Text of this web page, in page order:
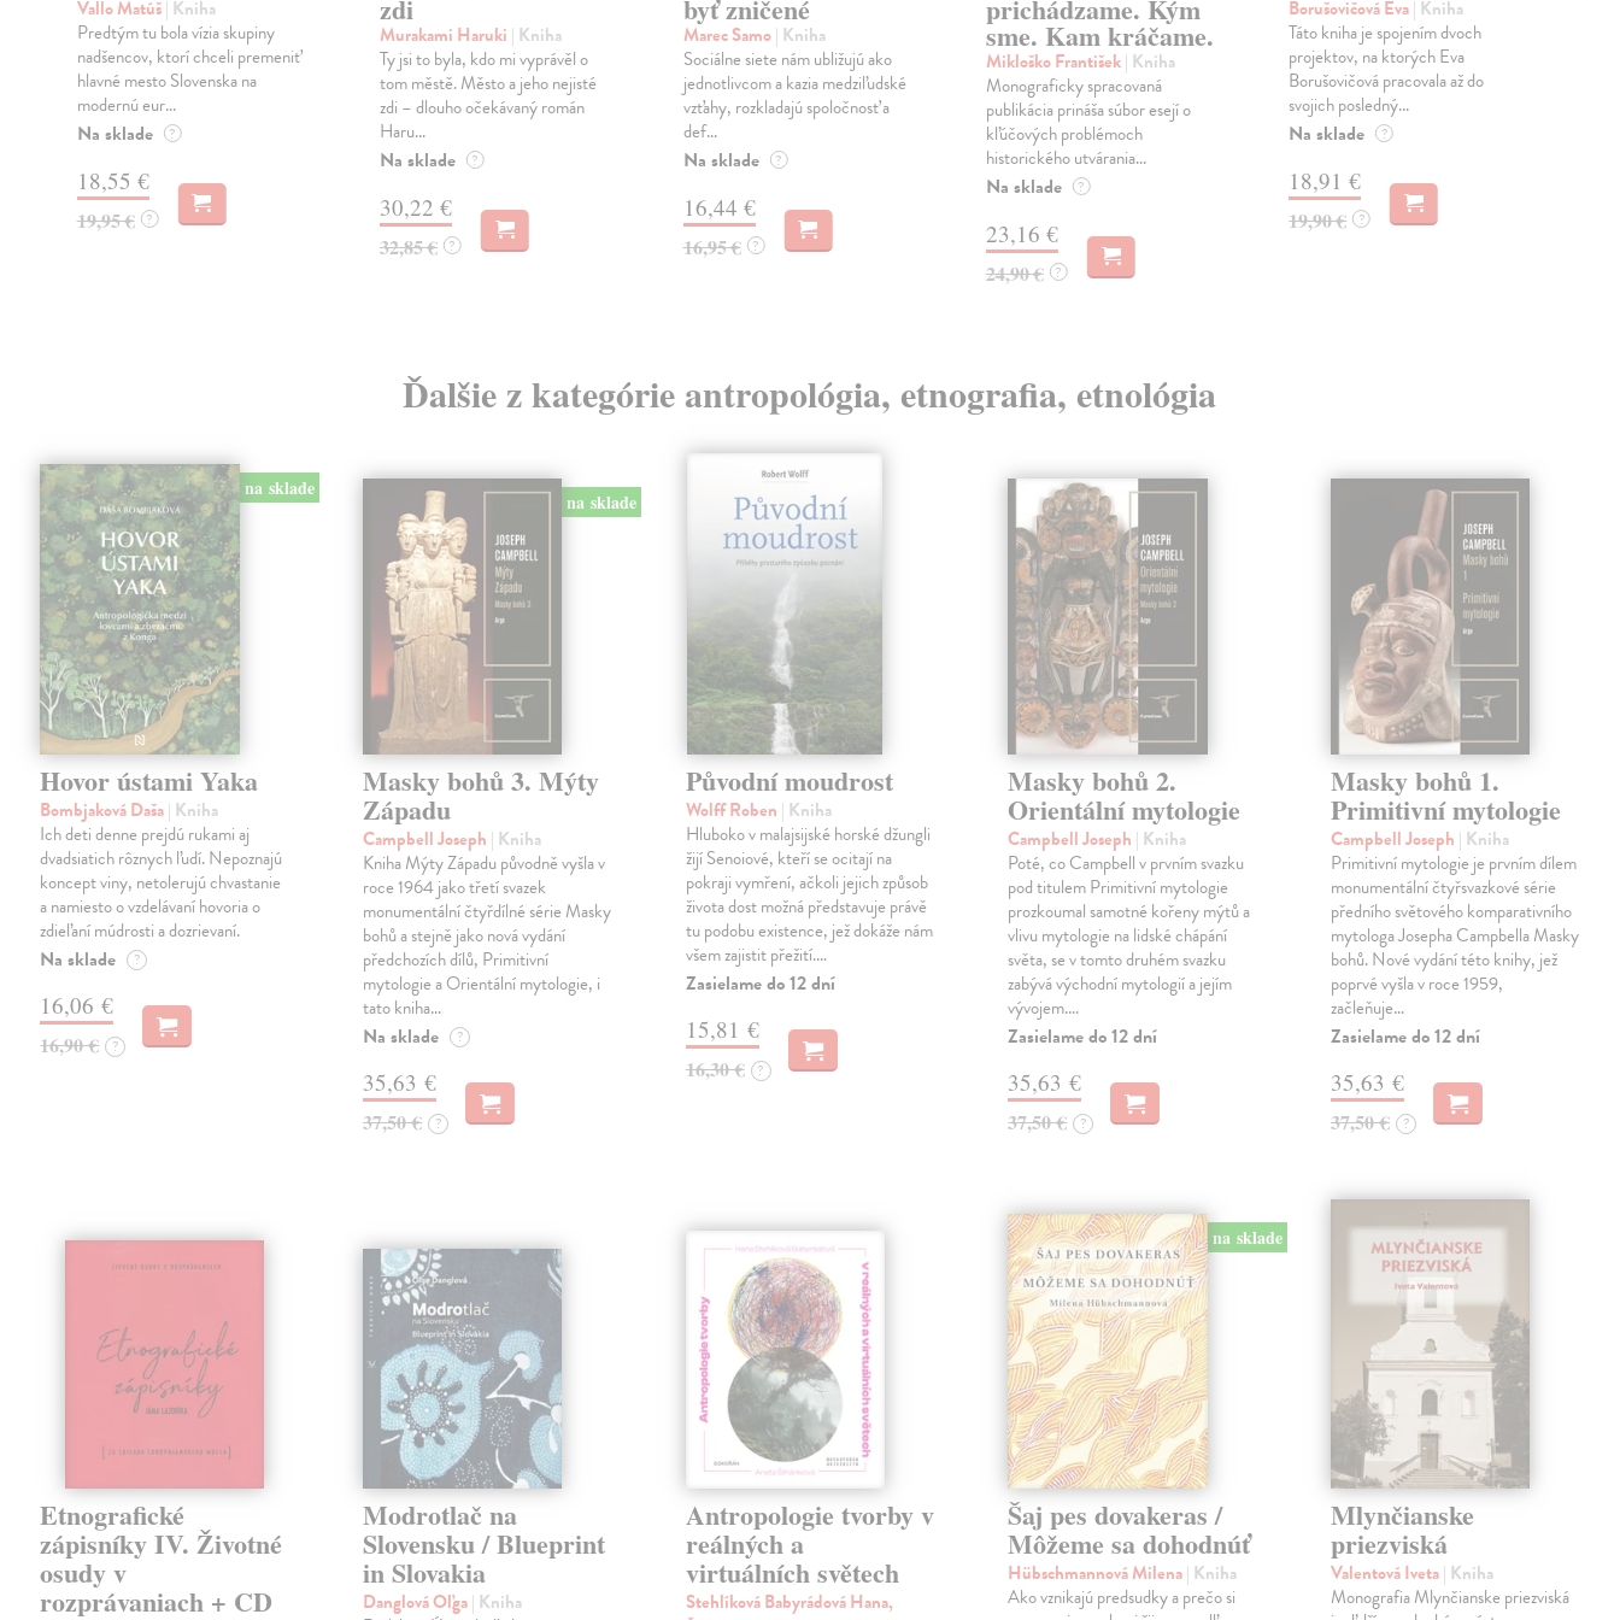
Vallo Matúš| Kniha
Predtým tu bola vízia skupiny
nadšencov, ktorí chceli premeniť
hlavné mesto Slovenska na
modernú eur...
Na sklade ?
18,55 €
19,95 € ?
zdi
Murakami Haruki | Kniha
Ty jsi to byla, kdo mi vyprávěl o
tom městě. Město a jeho nejisté
zdi – dlouho očekávaný román
Haru...
Na sklade ?
30,22 €
32,85 € ?
byť zničené
Marec Samo| Kniha
Sociálne siete nám ubližujú ako
jednotlivcom a kazia medziľudské
vzťahy, rozkladajú spoločnosť a
def...
Na sklade ?
16,44 €
16,95 € ?
prichádzame. Kým
sme. Kam kráčame.
Mikloško František| Kniha
Monograficky spracovaná
publikácia prináša súbor esejí o
kľúčových problémoch
historického utvárania...
Na sklade ?
23,16 €
24,90 € ?
Borušovičová Eva| Kniha
Táto kniha je spojením dvoch
projektov, na ktorých Eva
Borušovičová pracovala až do
svojich posledný...
Na sklade ?
18,91 €
19,90 € ?
Ďalšie z kategórie antropológia, etnografia, etnológia
na sklade
Hovor ústami Yaka
Bombjaková Daša| Kniha
Ich deti denne prejdú rukami aj
dvadsiatich rôznych ľudí. Nepoznajú
koncept viny, netolerujú chvastanie
a namiesto o vzdelávaní hovoria o
zdieľaní múdrosti a dozrievaní.
Na sklade ?
16,06 €
16,90 € ?
na sklade
Masky bohů 3. Mýty
Západu
Campbell Joseph | Kniha
Kniha Mýty Západu původně vyšla v
roce 1964 jako třetí svazek
monumentální čtyřdílné série Masky
bohů a stejně jako nová vydání
předchozích dílů, Primitivní
mytologie a Orientální mytologie, i
tato kniha…
Na sklade ?
35,63 €
37,50 € ?
Původní moudrost
Wolff Roben | Kniha
Hluboko v malajsijské horské džungli
žijí Senoiové, kteří se ocitají na
pokraji vymření, ačkoli jejich způsob
života dost možná představuje právě
tu podobu existence, jež dokáže nám
všem zajistit přežití.…
Zasielame do 12 dní
15,81 €
16,30 € ?
Masky bohů 2.
Orientální mytologie
Campbell Joseph | Kniha
Poté, co Campbell v prvním svazku
pod titulem Primitivní mytologie
prozkoumal samotné kořeny mýtů a
vlivu mytologie na lidské chápání
světa, se v tomto druhém svazku
zabývá východní mytologií a jejím
vývojem.…
Zasielame do 12 dní
35,63 €
37,50 € ?
Masky bohů 1.
Primitivní mytologie
Campbell Joseph | Kniha
Primitivní mytologie je prvním dílem
monumentální čtyřsvazkové série
předního světového komparativního
mytologa Josepha Campbella Masky
bohů. Nové vydání této knihy, jež
poprvé vyšla v roce 1959,
začleňuje…
Zasielame do 12 dní
35,63 €
37,50 € ?
Etnografické
zápisníky IV. Životné
osudy v
rozprávaniach + CD
Modrotlač na
Slovensku / Blueprint
in Slovakia
Danglová Oľga| Kniha
Antropologie tvorby v
reálných a
virtuálních světech
Stehlíková Babyrádová Hana,
na sklade
Šaj pes dovakeras /
Môžeme sa dohodnúť
Hübschmannová Milena| Kniha
Ako vznikajú predsudky a prečo si
Mlynčianske
priezviská
Valentová Iveta| Kniha
Monografia Mlynčianske priezviská